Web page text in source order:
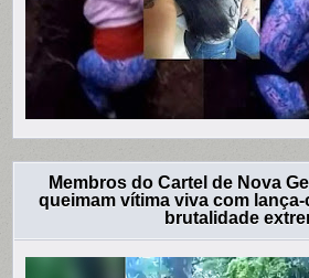
Membros do Cartel de Nova
queimam vítima viva com
brutalidade